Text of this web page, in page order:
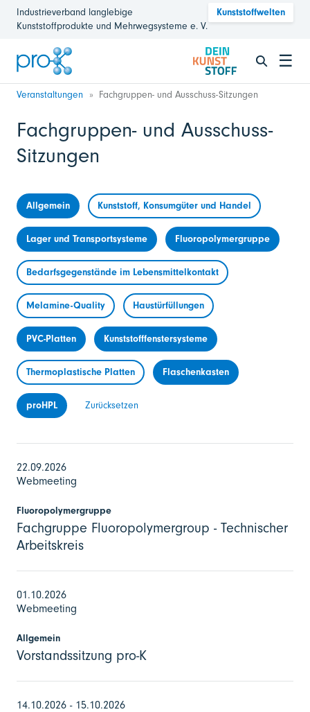
Industrieverband langlebige
Kunststoffprodukte und Mehrwegsysteme e. V.
Kunststoffwelten
☰
Veranstaltungen Fachgruppen- und Ausschuss-Sitzungen
Fachgruppen- und Ausschuss-
Sitzungen
Allgemein Kunststoff, Konsumgüter und Handel
Lager und Transportsysteme Fluoropolymergruppe
Bedarfsgegenstände im Lebensmittelkontakt
Melamine-Quality Haustürfüllungen
PVC-Platten Kunststofffenstersysteme
Thermoplastische Platten Flaschenkasten
proHPL Zurücksetzen
22.09.2026
Webmeeting
Fluoropolymergruppe
Fachgruppe Fluoropolymergroup - Technischer
Arbeitskreis
01.10.2026
Webmeeting
Allgemein
Vorstandssitzung pro-K
14.10.2026 - 15.10.2026